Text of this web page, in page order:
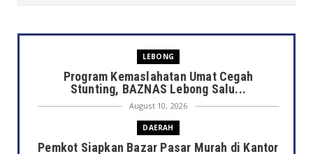
LEBONG
Program Kemaslahatan Umat Cegah
Stunting, BAZNAS Lebong Salu...
August 10, 2026
DAERAH
Pemkot Siapkan Bazar Pasar Murah di Kantor